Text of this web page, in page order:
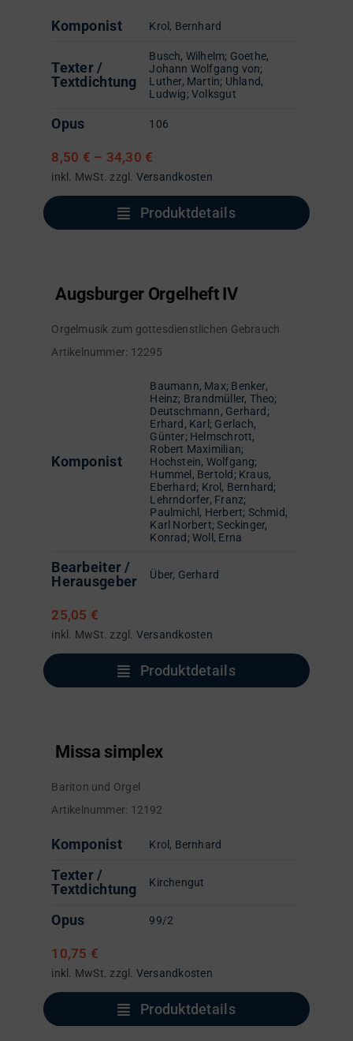
Komponist Krol, Bernhard
Texter /
Textdichtung
Busch, Wilhelm; Goethe,
Johann Wolfgang von;
Luther, Martin; Uhland,
Ludwig;Volksgut
Opus 106
8,50 € – 34,30 €
inkl. MwSt. zzgl. Versandkosten
Produktdetails
Augsburger Orgelheft IV
Orgelmusik zum gottesdienstlichen Gebrauch
Artikelnummer: 12295
Komponist
Baumann, Max; Benker,
Heinz; Brandmüller, Theo;
Deutschmann, Gerhard ;
Erhard, Karl ; Gerlach,
Günter; Helmschrott,
Robert Maximilian;
Hochstein, Wolfgang;
Hummel, Bertold ; Kraus,
Eberhard; Krol, Bernhard;
Lehrndorfer, Franz;
Paulmichl, Herbert; Schmid,
Karl Norbert;Seckinger,
Konrad ;Woll, Erna
Bearbeiter /
Herausgeber
Über, Gerhard
25,05 €
inkl. MwSt. zzgl. Versandkosten
Produktdetails
Missa simplex
Bariton und Orgel
Artikelnummer: 12192
Komponist Krol, Bernhard
Texter /
Textdichtung
Kirchengut
Opus 99/2
10,75 €
inkl. MwSt. zzgl. Versandkosten
Produktdetails